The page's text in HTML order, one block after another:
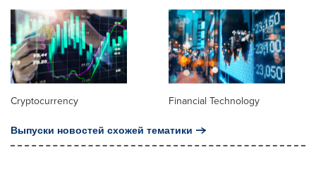
Cryptocurrency Financial Technology
Выпуски новостей схожей тематики